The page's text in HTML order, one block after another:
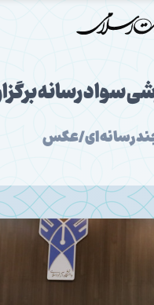
سواد رسانه
عکس